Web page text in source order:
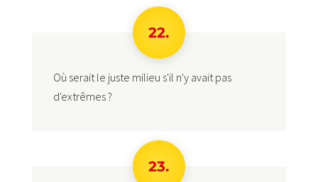
22.
Où serait le juste milieu s'il n'y avait pas
d'extrêmes ?
23.